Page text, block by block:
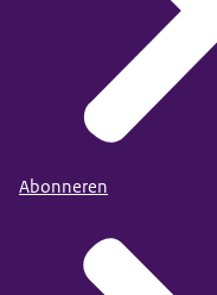
Abonneren